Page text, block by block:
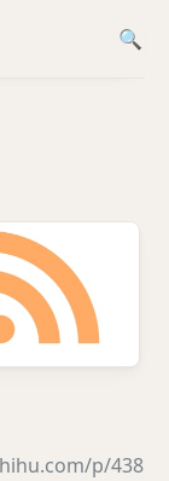
p/438